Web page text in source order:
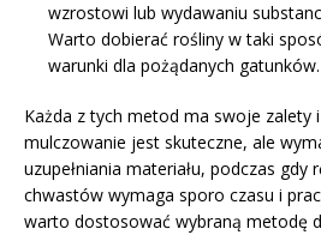
wzrostowi lub wydawaniu
Warto dobierać rośliny w taki
warunki dla pożądanych gatunków.
Każda z tych metod ma swoje zalety i
mulczowanie jest skuteczne, ale
uzupełniania materiału, podczas gdy
chwastów wymaga sporo czasu i
warto dostosować wybraną metodę